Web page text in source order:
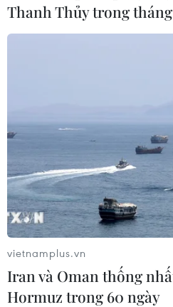
#Thuế nhập khẩu
#Nhôm và thép. USMCA. Hiệp
Canada
#Hiệp định thương mại tự do Bắc
Theo dõi VietnamPlus
Thanh Thủy trong
vietnamplus.vn
Iran và Oman thống
Hormuz trong 60 ngày